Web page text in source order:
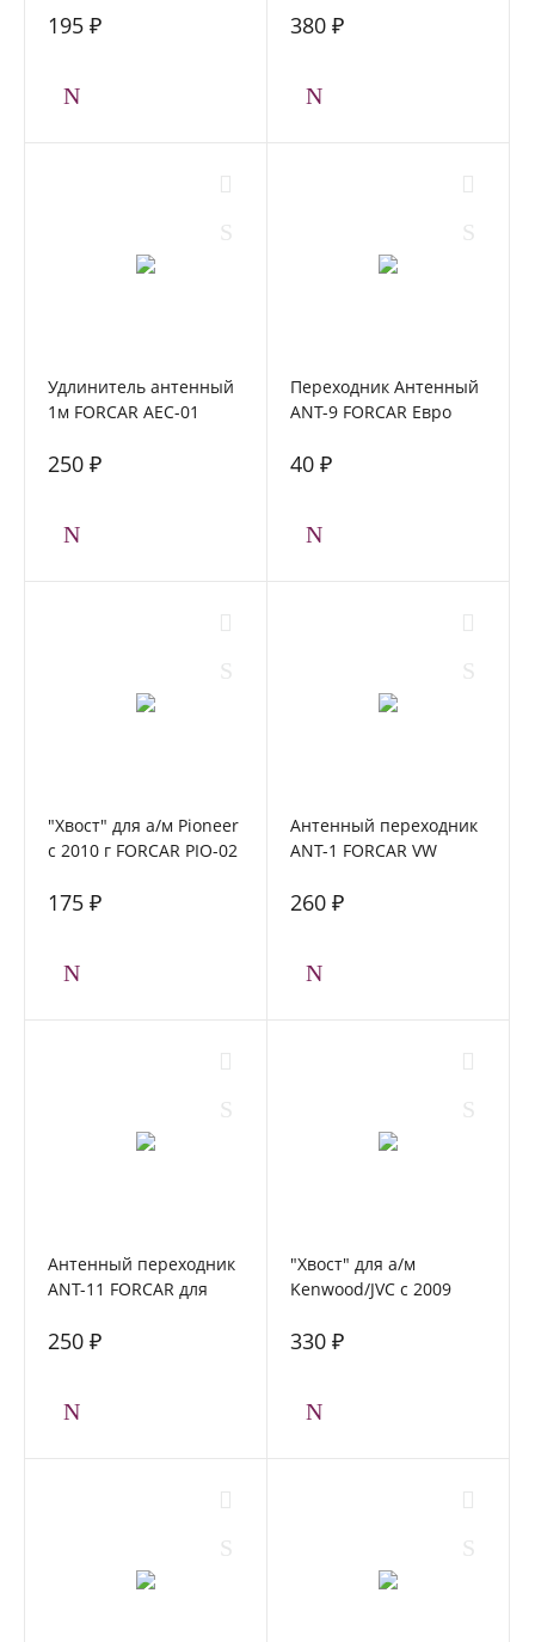
195 ₽ 380 ₽
Удлинитель антенный
1м FORCAR AEC-01
250 ₽
Переходник Антенный
ANT-9 FORCAR Евро
40 ₽
"Хвост" для а/м Pioneer
с 2010 г FORCAR PIO-02
175 ₽
Антенный переходник
ANT-1 FORCAR VW
260 ₽
Антенный переходник
ANT-11 FORCAR для
250 ₽
"Хвост" для а/м
Kenwood/JVC c 2009
KEN-01W
330 ₽